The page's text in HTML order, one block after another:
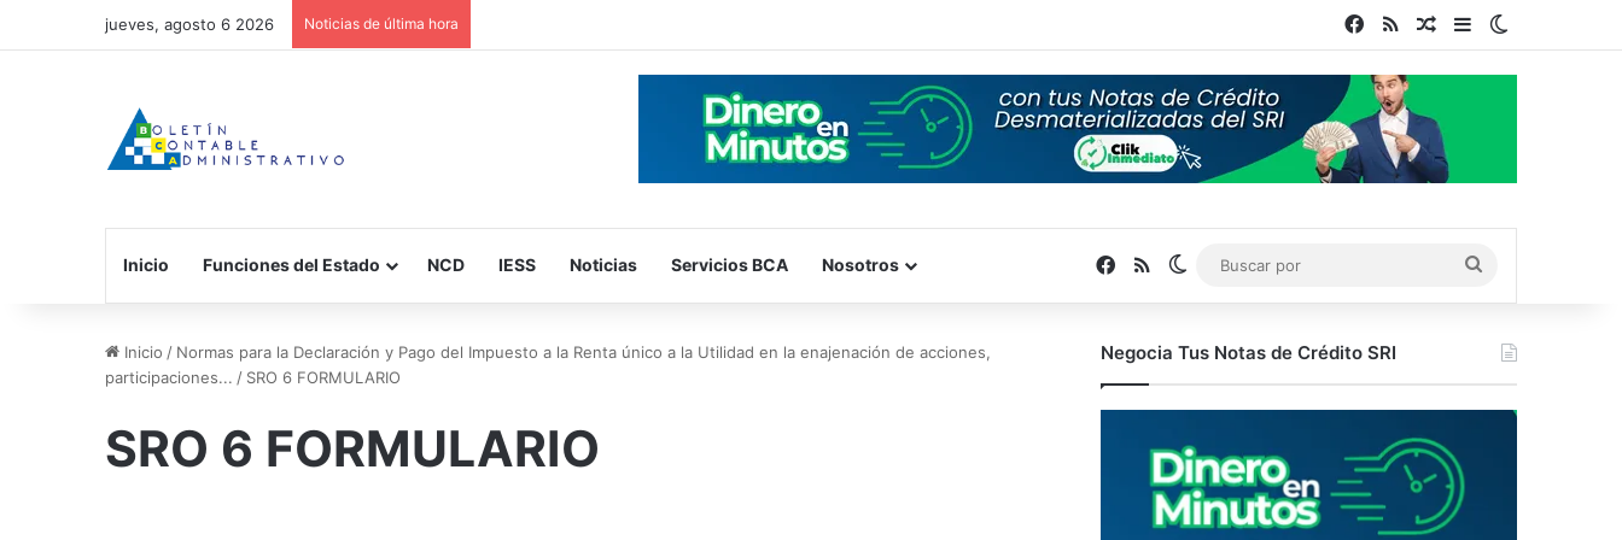
jueves, agosto 6 2026 Noticias de última hora Facebook
RSS Publicación al azar
Barra lateral
Inicio Funciones del Estado NCD IESS Noticias Servicios BCA Nosotros Facebook
RSS Switch skin
por
Inicio / Normas para la Declaración y Pago del Impuesto a la Renta único a la Utilidad en la enajenación de acciones,
participaciones... / SRO 6 FORMULARIO
SRO 6 FORMULARIO
Negocia Tus Notas de Crédito SRI